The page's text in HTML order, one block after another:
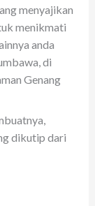
menyajikan
menikmati
anda
di
Genang
dikutip dari